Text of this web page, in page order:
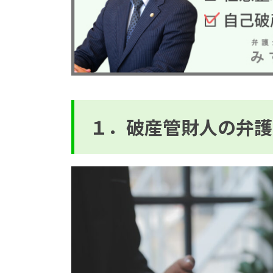
１．破産管財人の弁